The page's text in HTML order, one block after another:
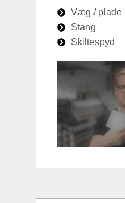
Væg / plade
Stang
Skiltespyd